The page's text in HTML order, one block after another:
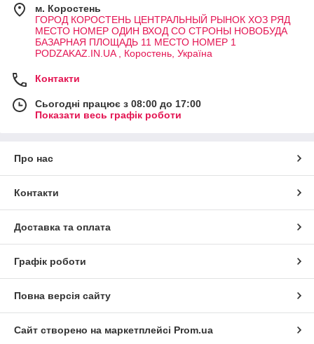
м. Коростень
ГОРОД КОРОСТЕНЬ ЦЕНТРАЛЬНЫЙ РЫНОК ХОЗ РЯД
МЕСТО НОМЕР ОДИН ВХОД СО СТРОНЫ НОВОБУДА
БАЗАРНАЯ ПЛОЩАДЬ 11 МЕСТО НОМЕР 1
PODZAKAZ.IN.UA , Коростень, Україна
Контакти
Сьогодні працює з 08:00 до 17:00
Показати весь графік роботи
Про нас
Контакти
Доставка та оплата
Графік роботи
Повна версія сайту
Сайт створено на маркетплейсі Prom.ua